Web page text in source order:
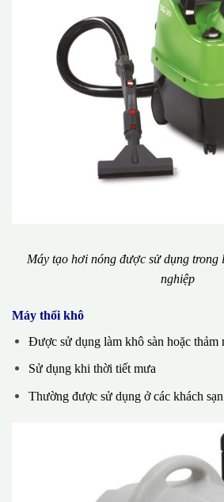
Máy tạo hơi nóng được sử dụng trong
nghiệp
Máy thổi khô
Được sử dụng làm khô sàn hoặc thảm
Sử dụng khi thời tiết mưa
Thường được sử dụng ở các khách